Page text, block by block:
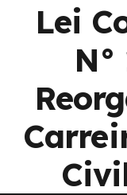
Lei
N°